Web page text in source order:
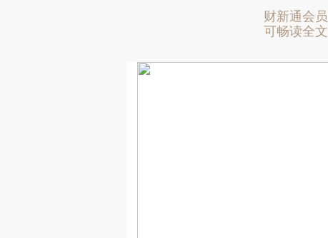
财新通会员
可畅读全文